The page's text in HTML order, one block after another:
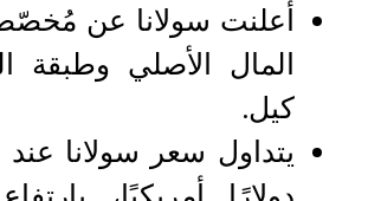
أعلنت سولانا عن
المال الأصلي وطبقة
كيل.